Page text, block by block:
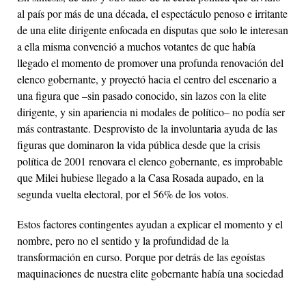
al país por más de una década, el espectáculo penoso e irritante
de una elite dirigente enfocada en disputas que solo le interesan
a ella misma convenció a muchos votantes de que había
llegado el momento de promover una profunda renovación del
elenco gobernante, y proyectó hacia el centro del escenario a
una figura que –sin pasado conocido, sin lazos con la elite
dirigente, y sin apariencia ni modales de político– no podía ser
más contrastante. Desprovisto de la involuntaria ayuda de las
figuras que dominaron la vida pública desde que la crisis
política de 2001 renovara el elenco gobernante, es improbable
que Milei hubiese llegado a la Casa Rosada aupado, en la
segunda vuelta electoral, por el 56% de los votos.
Estos factores contingentes ayudan a explicar el momento y el
nombre, pero no el sentido y la profundidad de la
transformación en curso. Porque por detrás de las egoístas
maquinaciones de nuestra elite gobernante había una sociedad